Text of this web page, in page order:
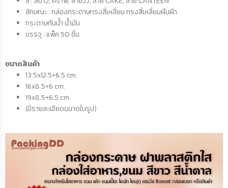
ลักษณะ : กล่องกระดาษทรงสี่เหลี่ยม ทรงสี่เหลี่ยมผืนผ้า
กระดาษกันน้ำ น้ำมัน
บรรจุ : แพ็ค 50 ชิ้น
ขนาดสินค้า
13.5x12.5+6.5 cm.
16x8.5+6 cm.
19x8.5+6.5 cm.
(มีรายละเอียดขนาดในรูป)